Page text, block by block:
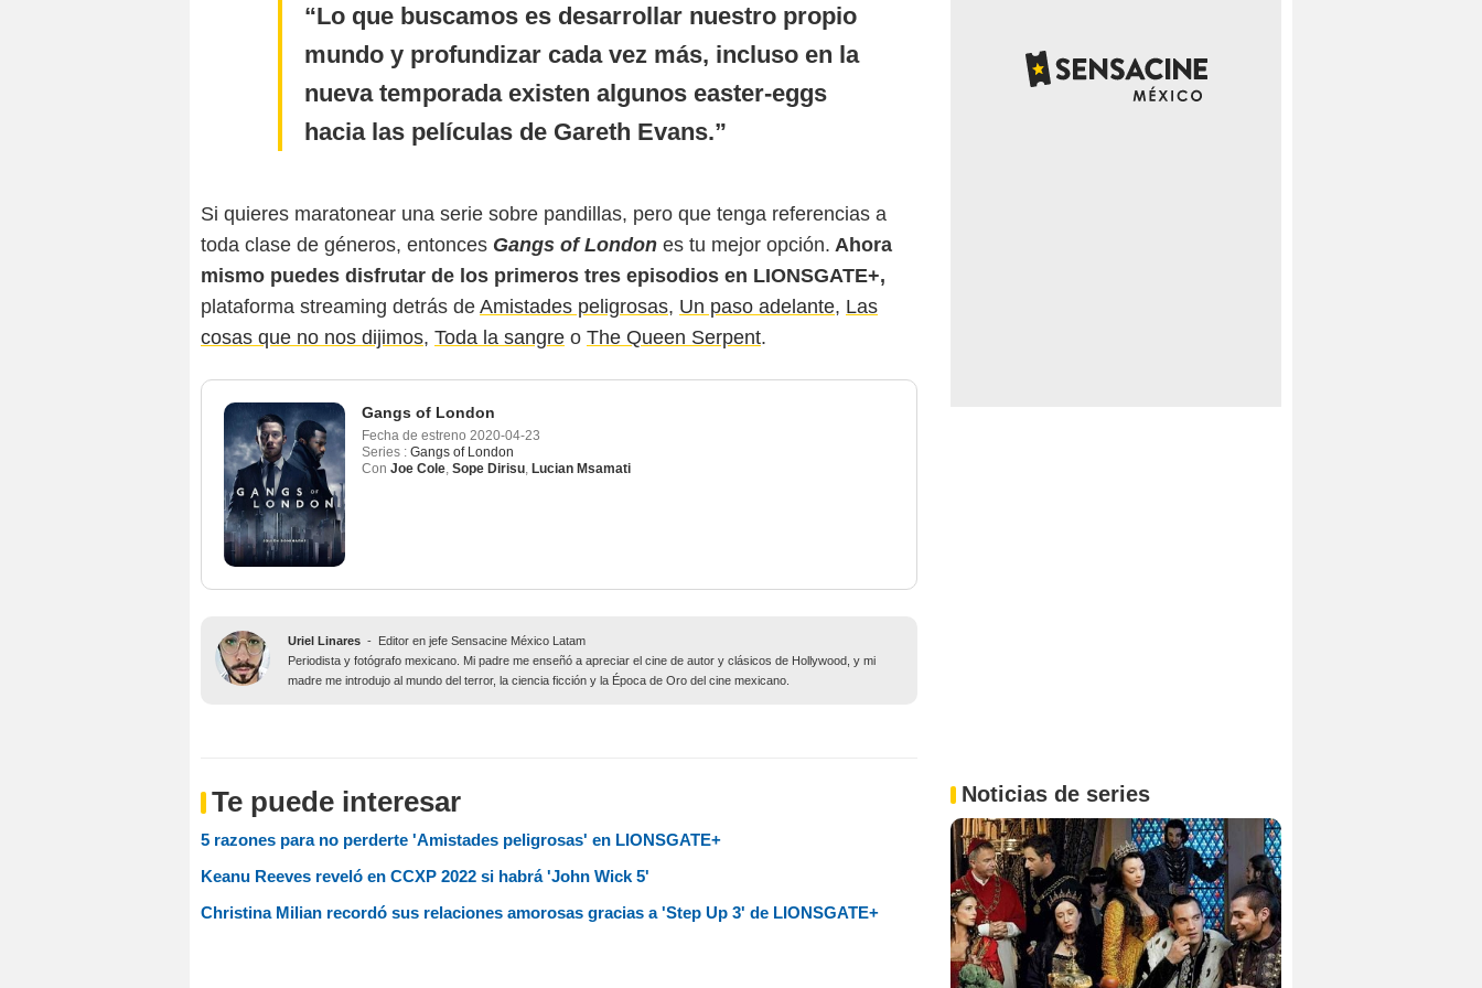
Lo que buscamos es desarrollar nuestro propio
mundo y profundizar cada vez más, incluso en la
nueva temporada existen algunos easter-eggs
hacia las películas de Gareth Evans.
Si quieres maratonear una serie sobre pandillas, pero que tenga referencias a
toda clase de géneros, entonces Gangs of London es tu mejor opción. Ahora
mismo puedes disfrutar de los primeros tres episodios en LIONSGATE+,
plataforma streaming detrás de Amistades peligrosas, Un paso adelante, Las
cosas que no nos dijimos, Toda la sangre o The Queen Serpent.
Gangs of London
Fecha de estreno 2020-04-23
Series : Gangs of London
Con Joe Cole Sope Dirisu Lucian Msamati
Uriel Linares - Editor en jefe Sensacine México Latam
Periodista y fotógrafo mexicano. Mi padre me enseñó a apreciar el cine de autor y clásicos de Hollywood, y mi
madre me introdujo al mundo del terror, la ciencia ficción y la Época de Oro del cine mexicano.
Te puede interesar
5 razones para no perderte 'Amistades peligrosas' en LIONSGATE+
Keanu Reeves reveló en CCXP 2022 si habrá 'John Wick 5'
Christina Milian recordó sus relaciones amorosas gracias a 'Step Up 3' de LIONSGATE+
Noticias de series